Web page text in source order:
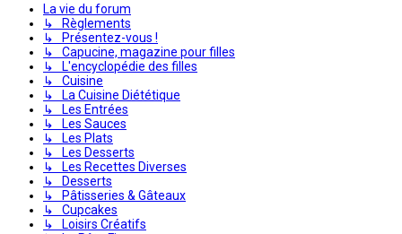
La vie du forum
↳ Règlements
↳ Présentez-vous !
↳ Capucine, magazine pour filles
↳ L'encyclopédie des filles
↳ Cuisine
↳ La Cuisine Diététique
↳ Les Entrées
↳ Les Sauces
↳ Les Plats
↳ Les Desserts
↳ Les Recettes Diverses
↳ Desserts
↳ Pâtisseries & Gâteaux
↳ Cupcakes
↳ Loisirs Créatifs